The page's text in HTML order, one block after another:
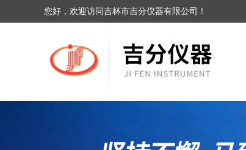
您好，欢迎访问吉林市吉分仪器有限公司！